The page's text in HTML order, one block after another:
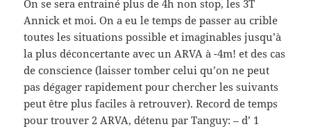
On se sera entrainé plus de 4h non stop, les 3T
Annick et moi. On a eu le temps de passer au crible
toutes les situations possible et imaginables jusqu’à
la plus déconcertante avec un ARVA à -4m! et des cas
de conscience (laisser tomber celui qu’on ne peut
pas dégager rapidement pour chercher les suivants
peut être plus faciles à retrouver). Record de temps
pour trouver 2 ARVA, détenu par Tanguy: – d’ 1